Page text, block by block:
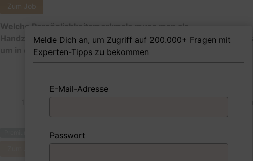
Zum Job
Welche Persönlichkeitsmerkmale muss man als
Handzuginstrumentenmachermeisterin Ihrer Meinung nach
um in dem Job erfolgreich zu sein?
Melde Dich an, um Zugriff auf 200.000+ Fragen mit
Experten-Tipps zu bekommen
E-Mail-Adresse
Passwort